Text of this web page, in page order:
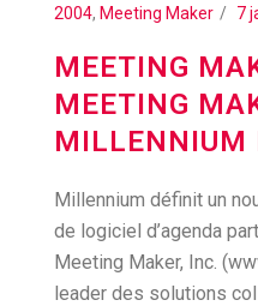
2004, Meeting Maker 7
MEETING
MEETING
MILLENNIUM
Millennium définit un
de logiciel d’agenda
Meeting Maker, Inc.
leader des solutions